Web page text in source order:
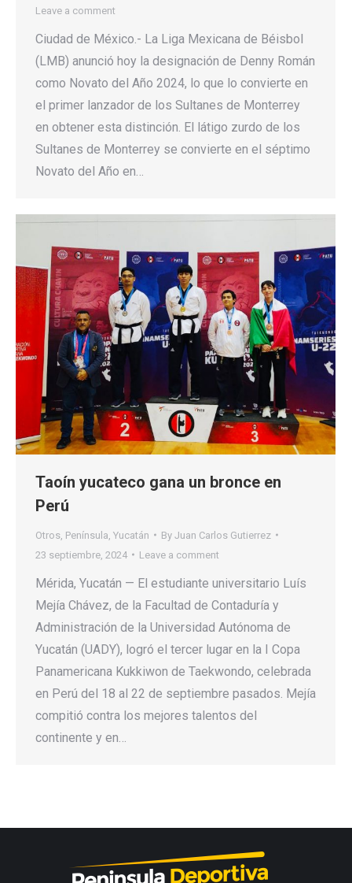
Leave a comment
Ciudad de México.- La Liga Mexicana de Béisbol
(LMB) anunció hoy la designación de Denny Román
como Novato del Año 2024, lo que lo convierte en
el primer lanzador de los Sultanes de Monterrey
en obtener esta distinción. El látigo zurdo de los
Sultanes de Monterrey se convierte en el séptimo
Novato del Año en…
Taoín yucateco gana un bronce en
Perú
Otros Península Yucatán By Juan Carlos Gutierrez
23 septiembre, 2024
Leave a comment
Mérida, Yucatán — El estudiante universitario Luís
Mejía Chávez, de la Facultad de Contaduría y
Administración de la Universidad Autónoma de
Yucatán (UADY), logró el tercer lugar en la I Copa
Panamericana Kukkiwon de Taekwondo, celebrada
en Perú del 18 al 22 de septiembre pasados. Mejía
compitió contra los mejores talentos del
continente y en…